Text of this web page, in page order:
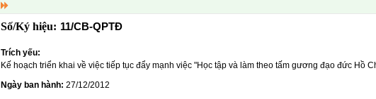
11/CB-QPTĐ
Trích yếu:
Kế hoạch triển khai về việc tiếp tục đẩy mạnh việc "Học tập và làm theo tấm gương đạo đức Hồ
Ngày ban hành: 27/12/2012